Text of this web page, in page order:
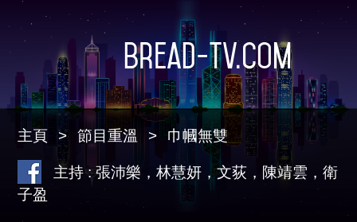
Bread-TV.com
主頁 節目重溫 巾幗無雙
主持 : 張沛樂，林慧妍，文荻，陳靖雲，衛
子盈